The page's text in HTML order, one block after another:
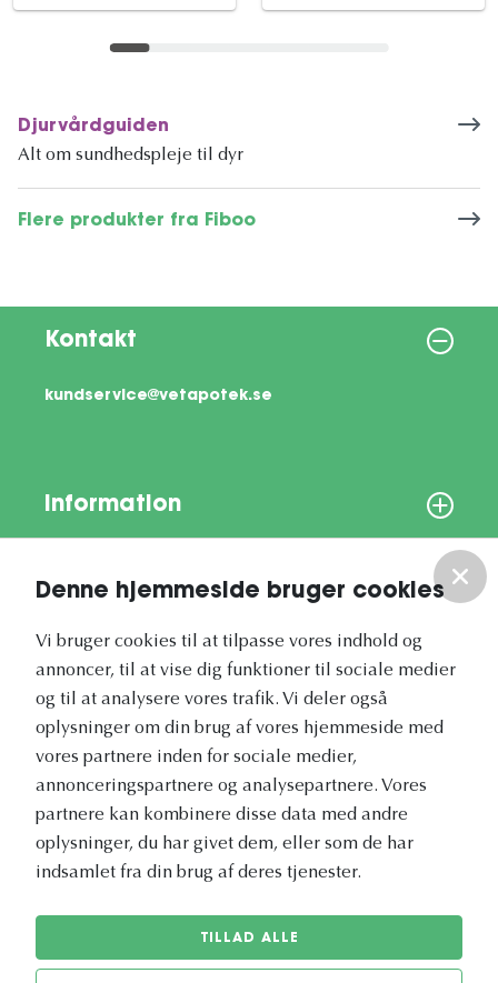
Denne hjemmeside bruger cookies
Vi bruger cookies til at tilpasse vores indhold og
annoncer, til at vise dig funktioner til sociale medier
og til at analysere vores trafik. Vi deler også
oplysninger om din brug af vores hjemmeside med
vores partnere inden for sociale medier,
annonceringspartnere og analysepartnere. Vores
partnere kan kombinere disse data med andre
oplysninger, du har givet dem, eller som de har
indsamlet fra din brug af deres tjenester.
TILLAD ALLE
Djurvårdguiden
Alt om sundhedspleje til dyr
Flere produkter fra Fiboo
Kontakt
kundservice@vetapotek.se
Information
Vores nyhedsbrev
Vetapotek.dk er en del af
Evidensia
Dyresundhedspleje